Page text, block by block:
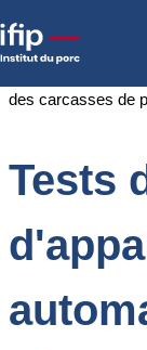
Accueil
automatiques de
Tests